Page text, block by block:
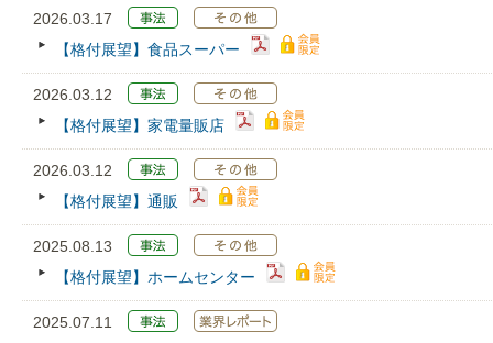
2026.03.17
【格付展望】食品スーパー
2026.03.12
【格付展望】家電量販店
2026.03.12
【格付展望】通販
2025.08.13
【格付展望】ホームセンター
2025.07.11